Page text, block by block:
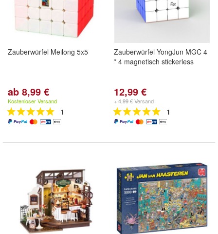
Zauberwürfel Meilong 5x5
ab 8,99 €
Kostenloser Versand
1
Zauberwürfel YongJun MGC 4
* 4 magnetisch stickerless
12,99 €
+ 4,99 € Versand
1